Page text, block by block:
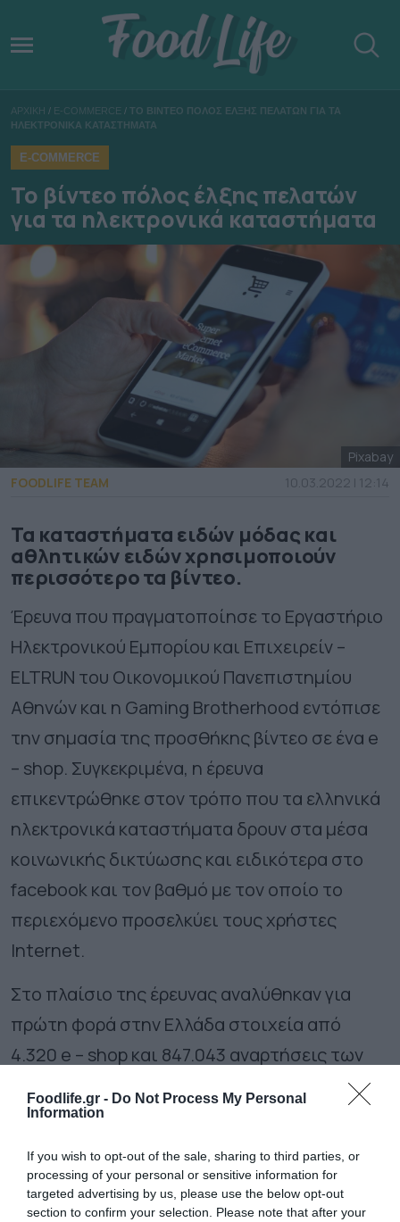
Foodlife.gr - Do Not Process My Personal
Information
If you wish to opt-out of the sale, sharing to third parties, or
processing of your personal or sensitive information for
targeted advertising by us, please use the below opt-out
section to confirm your selection. Please note that after your
ΑΡΧΙΚΗ / E-COMMERCE / ΤΟ ΒΙΝΤΕΟ ΠΟΛΟΣ ΕΛΞΗΣ ΠΕΛΑΤΩΝ ΓΙΑ ΤΑ
ΗΛΕΚΤΡΟΝΙΚΑ ΚΑΤΑΣΤΗΜΑΤΑ
E-COMMERCE
Το βίντεο πόλος έλξης πελατών
για τα ηλεκτρονικά καταστήματα
Pixabay
FOODLIFE TEAM
10.03.2022 | 12:14
Τα καταστήματα ειδών μόδας και
αθλητικών ειδών χρησιμοποιούν
περισσότερο τα βίντεο.
Έρευνα που πραγματοποίησε το Εργαστήριο
Ηλεκτρονικού Εμπορίου και Επιχειρείν –
ELTRUN του Οικονομικού Πανεπιστημίου
Αθηνών και η Gaming Brotherhood εντόπισε
την σημασία της προσθήκης βίντεο σε ένα e
– shop. Συγκεκριμένα, η έρευνα
επικεντρώθηκε στον τρόπο που τα ελληνικά
ηλεκτρονικά καταστήματα δρουν στα μέσα
κοινωνικής δικτύωσης και ειδικότερα στο
facebook και τον βαθμό με τον οποίο το
περιεχόμενο προσελκύει τους χρήστες
Ιnternet.
Στο πλαίσιο της έρευνας αναλύθηκαν για
πρώτη φορά στην Ελλάδα στοιχεία από
4.320 e – shop και 847.043 αναρτήσεις των
καταστημάτων (οργανικά posts) μαζί με τα
χαρακτηριστικά τους. Πιο συγκεκριμένα,
συγκεντρώθηκαν τα οργανικά posts τα οποία
έχει αναρτήσει το κάθε ηλεκτρονικό
κατάστημα στη σελίδα του στο facebook, σε